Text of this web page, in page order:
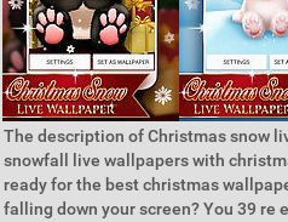
The description of Christmas snow
snowfall live wallpapers with
ready for the best christmas
falling down your screen? You 39 re